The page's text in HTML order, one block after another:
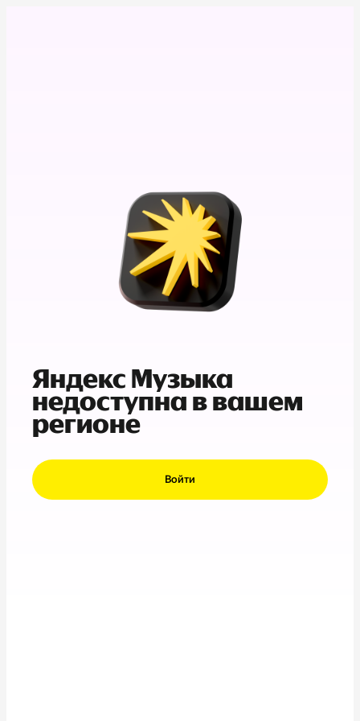
Яндекс Музыка
недоступна в вашем
регионе
Войти